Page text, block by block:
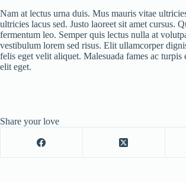
Nam at lectus urna duis. Mus mauris vitae
ultricies lacus sed. Justo laoreet sit amet cursus.
fermentum leo. Semper quis lectus nulla at
vestibulum lorem sed risus. Elit ullamcorper
felis eget velit aliquet. Malesuada fames ac turpis
elit eget.
Share your love